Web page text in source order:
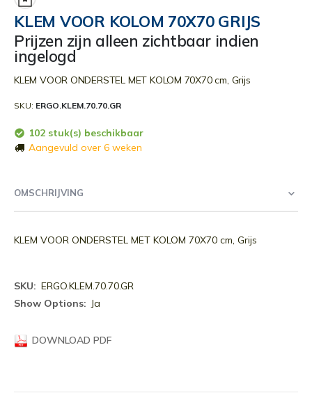
begin
van
de
afbeeldingen-
gallerij
KLEM VOOR KOLOM 70X70 GRIJS
Prijzen zijn alleen zichtbaar indien
ingelogd
KLEM VOOR ONDERSTEL MET KOLOM 70X70 cm, Grijs
SKU ERGO.KLEM.70.70.GR
102 stuk(s) beschikbaar
Aangevuld over 6 weken
OMSCHRIJVING
KLEM VOOR ONDERSTEL MET KOLOM 70X70 cm, Grijs
Meer
informatie
ERGO.KLEM.70.70.GR
Ja
DOWNLOAD PDF